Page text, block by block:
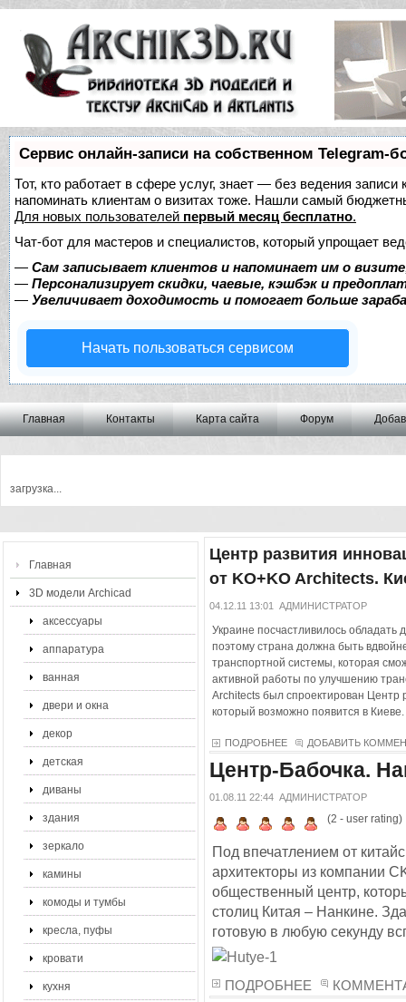
Сервис онлайн-записи на собственном Telegram-
Тот, кто работает в сфере услуг, знает — без ведения
напоминать клиентам о визитах тоже. Нашли самый
Для новых пользователей первый месяц бесплатно.
Чат-бот для мастеров и специалистов, который упрощает
— Сам записывает клиентов и напоминает им о
— Персонализирует скидки, чаевые, кэшбэк и
— Увеличивает доходимость и помогает больше
Начать пользоваться сервисом
Главная Контакты Карта сайта Форум
загрузка...
Главная
3D модели Archicad
аксессуары
аппаратура
ванная
двери и окна
декор
детская
диваны
здания
зеркало
камины
комоды и тумбы
кресла, пуфы
кровати
кухня
Центр развития
от KO+KO Architects.
04.12.11 13:01 АДМИНИСТРАТОР
Украине посчастливилось
поэтому страна должна быть
транспортной системы, которая
активной работы по улучшению
Architects был спроектирован Центр
который возможно появится в Киеве.
ПОДРОБНЕЕ ДОБАВИТЬ
Центр-Бабочка.
01.08.11 22:44 АДМИНИСТРАТОР
(2 - user rating)
Под впечатлением от
архитекторы из компании
общественный центр,
столиц Китая – Нанкине.
готовую в любую секунду
ПОДРОБНЕЕ